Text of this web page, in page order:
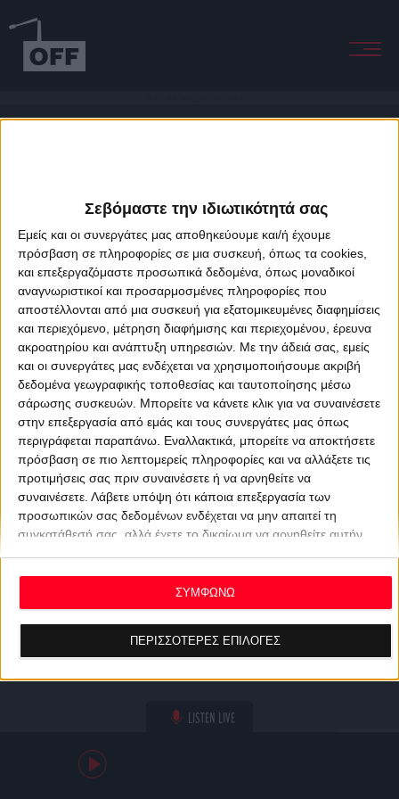
Σεβόμαστε την ιδιωτικότητά σας
Εμείς και οι συνεργάτες μας αποθηκεύουμε και/ή έχουμε
πρόσβαση σε πληροφορίες σε μια συσκευή, όπως τα cookies,
και επεξεργαζόμαστε προσωπικά δεδομένα, όπως μοναδικοί
αναγνωριστικοί και προσαρμοσμένες πληροφορίες που
αποστέλλονται από μια συσκευή για εξατομικευμένες διαφημίσεις
και περιεχόμενο, μέτρηση διαφήμισης και περιεχομένου, έρευνα
ακροατηρίου και ανάπτυξη υπηρεσιών. Με την άδειά σας, εμείς
και οι συνεργάτες μας ενδέχεται να χρησιμοποιήσουμε ακριβή
δεδομένα γεωγραφικής τοποθεσίας και ταυτοποίησης μέσω
σάρωσης συσκευών. Μπορείτε να κάνετε κλικ για να συναινέσετε
στην επεξεργασία από εμάς και τους συνεργάτες μας όπως
περιγράφεται παραπάνω. Εναλλακτικά, μπορείτε να αποκτήσετε
πρόσβαση σε πιο λεπτομερείς πληροφορίες και να αλλάξετε τις
προτιμήσεις σας πριν συναινέσετε ή να αρνηθείτε να
συναινέσετε. Λάβετε υπόψη ότι κάποια επεξεργασία των
προσωπικών σας δεδομένων ενδέχεται να μην απαιτεί τη
συγκατάθεσή σας, αλλά έχετε το δικαίωμα να αρνηθείτε αυτήν
ανακαλέσετε τη συγκατάθεσή σας ανά πάσα στιγμή
επιστρέφοντας σε αυτόν τον ιστότοπο και κάνοντας κλικ στο
κουμπί "Απορρήτου" στο κάτω μέρος της ιστοσελίδας.
ΠΕΡΙΣΣΟΤΕΡΕΣ ΕΠΙΛΟΓΕΣ
ΣΥΜΦΩΝΩ
LISTEN LIVE
About Offradio Business Class Terms & Conditions
Privacy Policy
Designed & developed byporcupine colors&Fotis Alexandrou